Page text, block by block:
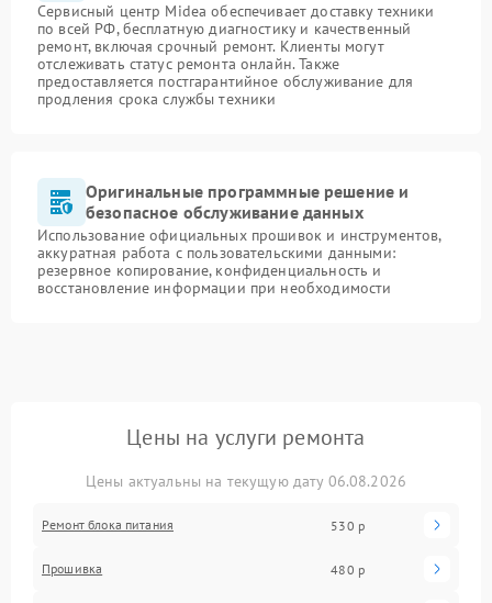
Сервисный центр Midea обеспечивает доставку техники
по всей РФ, бесплатную диагностику и качественный
ремонт, включая срочный ремонт. Клиенты могут
отслеживать статус ремонта онлайн. Также
предоставляется постгарантийное обслуживание для
продления срока службы техники
Оригинальные программные решение и
безопасное обслуживание данных
Использование официальных прошивок и инструментов,
аккуратная работа с пользовательскими данными:
резервное копирование, конфиденциальность и
восстановление информации при необходимости
Цены на услуги ремонта
Цены актуальны на текущую дату 06.08.2026
Ремонт блока питания 530 р
Прошивка 480 р